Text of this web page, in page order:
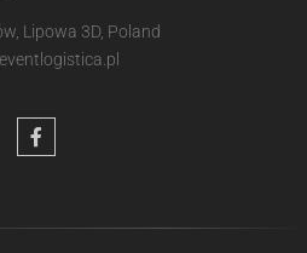
Lipowa 3D, Poland